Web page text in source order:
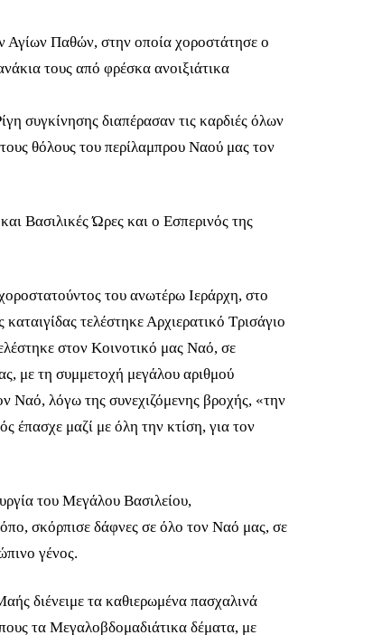
Αγίων Παθών, στην οποία χοροστάτησε ο
τους από φρέσκα ανοιξιάτικα
συγκίνησης διαπέρασαν τις καρδιές όλων
θόλους του περίλαμπρου Ναού μας τον
Βασιλικές Ώρες και ο Εσπερινός της
του ανωτέρω Ιεράρχη, στο
τελέστηκε Αρχιερατικό Τρισάγιο
στον Κοινοτικό μας Ναό, σε
με τη συμμετοχή μεγάλου αριθμού
Ναό, λόγω της συνεχιζόμενης βροχής, «την
έπασχε μαζί με όλη την κτίση, για τον
του Μεγάλου Βασιλείου,
σκόρπισε δάφνες σε όλο τον Ναό μας, σε
γένος.
διένειμε τα καθιερωμένα πασχαλινά
τα Μεγαλοβδομαδιάτικα δέματα, με